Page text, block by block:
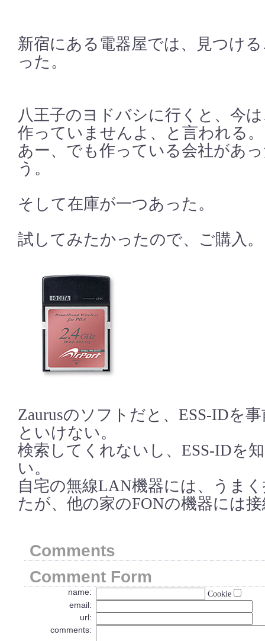
新宿にある電器屋では、見つけ
った。
八王子のヨドバシに行くと、今
作っていませんよ、と言われる。
あー、でも作っている会社があ
う。
そして在庫が一つあった。
試してみたかったので、ご購入。
Zaurusのソフトだと、ESS-IDを
といけない。
検索してくれないし、ESS-IDを
い。
自宅の無線LAN機器には、うま
たが、他の家のFONの機器には
Comments
Comment Form
name:
Cookie
email:
url:
comments: